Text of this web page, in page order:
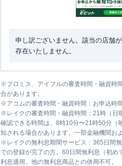
申し訳ございません。該当の店舗
存在いたしません。
※プロミス、アイフルの審査時間・融資時
合があります。
※アコムの審査時間・融資時間：お申込時
※ レイクの審査時間・融資時間：21時（
確認できる時間は、8時10分〜21時50分（
知される場合があります。一部金融機関お
※ レイクの無利息期間サービス：365日間
での登録が完了の方。60日間無利息（初
利息適用。他の無利息商品との併用不可。